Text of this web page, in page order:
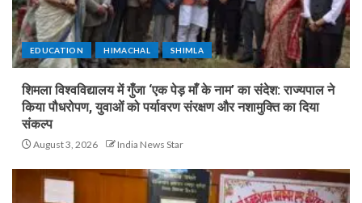
EDUCATION HIMACHAL SHIMLA
शिमला विश्वविद्यालय में गुँजा ‘एक पेड़ माँ के नाम’ का संदेश: राज्यपाल ने
किया पौधरोपण, युवाओं को पर्यावरण संरक्षण और नशामुक्ति का दिया
संकल्प
August 3, 2026 India News Star